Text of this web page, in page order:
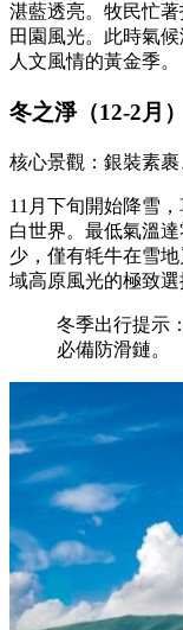
湛藍透亮。牧民忙
田園風光。此時氣
人文風情的黃金季。
冬之淨（12-2月
核心景觀：銀裝素裹
11月下旬開始降雪
白世界。最低氣溫
少，僅有牦牛在雪
域高原風光的極致選
冬季出行提示
必備防滑鏈。